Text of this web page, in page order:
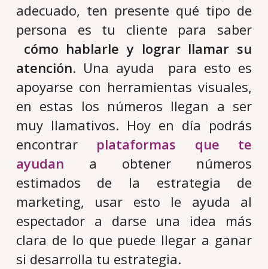
adecuado, ten presente qué tipo de
persona es tu cliente para saber
cómo hablarle y lograr llamar su
atención. Una ayuda para esto es
apoyarse con herramientas visuales,
en estas los números llegan a ser
muy llamativos. Hoy en día podrás
encontrar plataformas que te
ayudan a obtener números
estimados de la estrategia de
marketing, usar esto le ayuda al
espectador a darse una idea más
clara de lo que puede llegar a ganar
si desarrolla tu estrategia.